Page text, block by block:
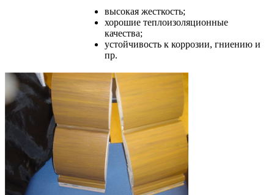
высокая жесткость;
хорошие теплоизоляционные
качества;
устойчивость к коррозии, гниению и
пр.